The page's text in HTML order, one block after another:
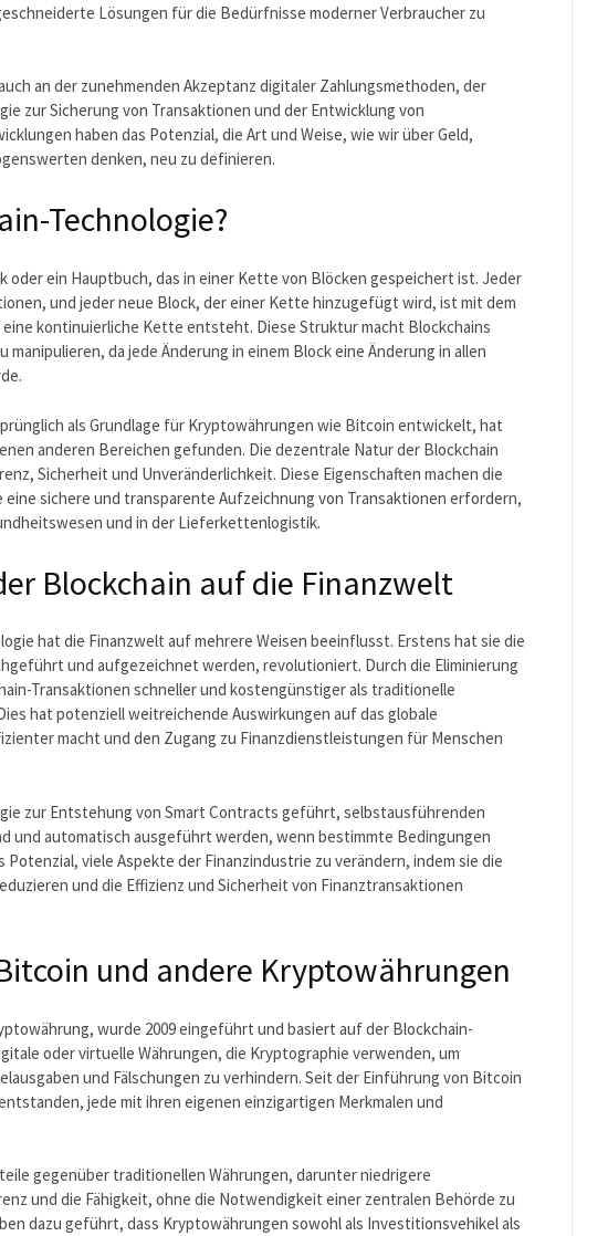
Lösungen für die Bedürfnisse moderner Verbraucher zu
an der zunehmenden Akzeptanz digitaler Zahlungsmethoden, der
zur Sicherung von Transaktionen und der Entwicklung von
haben das Potenzial, die Art und Weise, wie wir über Geld,
denken, neu zu definieren.
Technologie?
oder ein Hauptbuch, das in einer Kette von Blöcken gespeichert ist. Jeder
und jeder neue Block, der einer Kette hinzugefügt wird, ist mit dem
kontinuierliche Kette entsteht. Diese Struktur macht Blockchains
da jede Änderung in einem Block eine Änderung in allen
als Grundlage für Kryptowährungen wie Bitcoin entwickelt, hat
anderen Bereichen gefunden. Die dezentrale Natur der Blockchain
Sicherheit und Unveränderlichkeit. Diese Eigenschaften machen die
eine sichere und transparente Aufzeichnung von Transaktionen erfordern,
und in der Lieferkettenlogistik.
Blockchain auf die Finanzwelt
hat die Finanzwelt auf mehrere Weisen beeinflusst. Erstens hat sie die
und aufgezeichnet werden, revolutioniert. Durch die Eliminierung
Transaktionen schneller und kostengünstiger als traditionelle
hat potenziell weitreichende Auswirkungen auf das globale
macht und den Zugang zu Finanzdienstleistungen für Menschen
zur Entstehung von Smart Contracts geführt, selbstausführenden
und automatisch ausgeführt werden, wenn bestimmte Bedingungen
viele Aspekte der Finanzindustrie zu verändern, indem sie die
und die Effizienz und Sicherheit von Finanztransaktionen
und andere Kryptowährungen
wurde 2009 eingeführt und basiert auf der Blockchain-
oder virtuelle Währungen, die Kryptographie verwenden, um
und Fälschungen zu verhindern. Seit der Einführung von Bitcoin
jede mit ihren eigenen einzigartigen Merkmalen und
gegenüber traditionellen Währungen, darunter niedrigere
und die Fähigkeit, ohne die Notwendigkeit einer zentralen Behörde zu
dazu geführt, dass Kryptowährungen sowohl als Investitionsvehikel als